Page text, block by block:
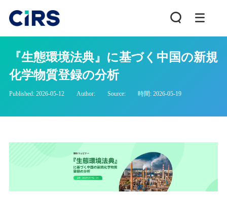
『生態環境法典』に基づく中国の新規
化学物質登録の分析
Published: 2026-05-12 Author: Source: 時間: 2026-05-19